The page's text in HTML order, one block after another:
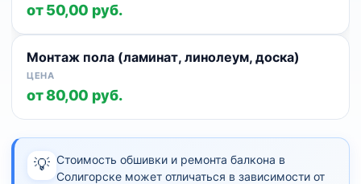
от 50,00 руб.
Монтаж пола (ламинат, линолеум, доска)
от 80,00 руб.
💡 Стоимость обшивки и ремонта балкона в
Солигорске может отличаться в зависимости от